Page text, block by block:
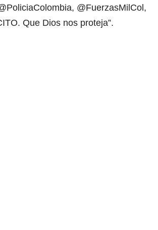
@FuerzasMilCol,
Que Dios nos proteja”.